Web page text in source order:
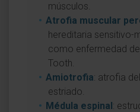
músculos.
Atrofia muscular
hereditaria sensitivo-
como enfermedad
Tooth.
Amiotrofia: atrofia
estriado.
Médula espinal: